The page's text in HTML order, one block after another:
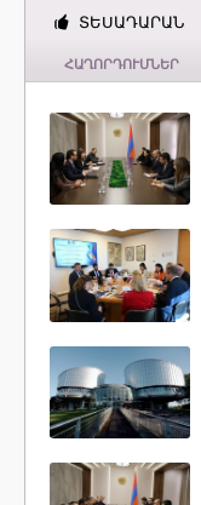
ՏԵՍԱԴԱՐԱՆ
ՀԱՂՈՐԴՈՒՄՆԵՐ